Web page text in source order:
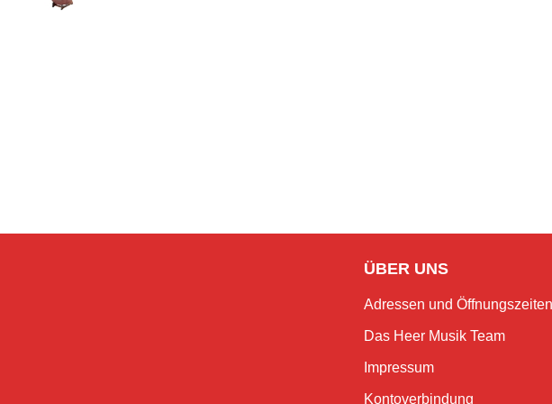
ÜBER UNS
Adressen und Öffnungszeiten
Das Heer Musik Team
Impressum
Kontoverbindung